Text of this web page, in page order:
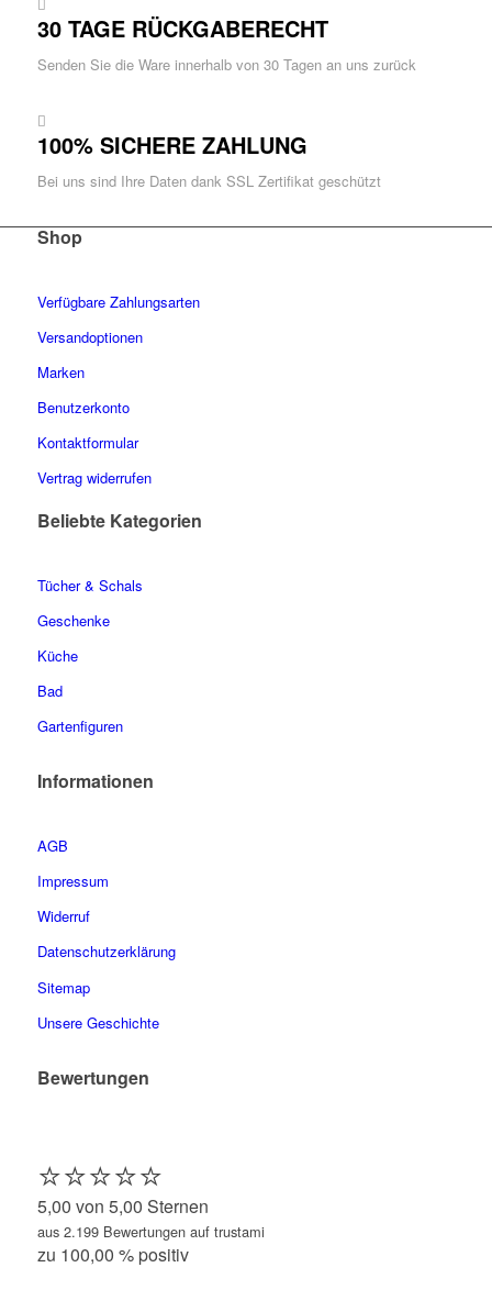
30 TAGE RÜCKGABERECHT
Senden Sie die Ware innerhalb von 30 Tagen an uns zurück
100% SICHERE ZAHLUNG
Bei uns sind Ihre Daten dank SSL Zertifikat geschützt
Shop
Verfügbare Zahlungsarten
Versandoptionen
Marken
Benutzerkonto
Kontaktformular
Vertrag widerrufen
Beliebte Kategorien
Tücher & Schals
Geschenke
Küche
Bad
Gartenfiguren
Informationen
AGB
Impressum
Widerruf
Datenschutzerklärung
Sitemap
Unsere Geschichte
Bewertungen
⭐️⭐️⭐️⭐️⭐️
5,00 von 5,00 Sternen
aus 2.199 Bewertungen auf trustami
zu 100,00 % positiv